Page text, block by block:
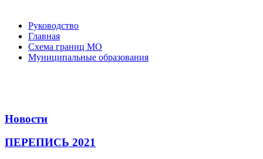
Руководство
Главная
Схема границ МО
Муниципальные образования
Новости
ПЕРЕПИСЬ 2021